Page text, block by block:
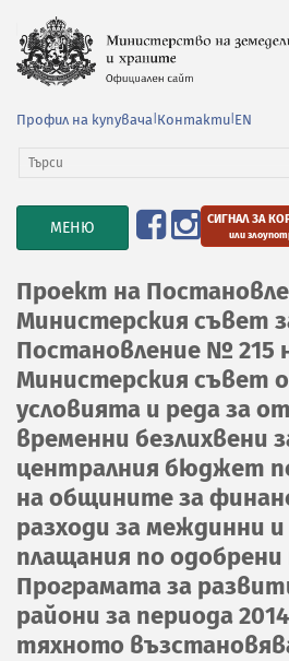
Профил на купувача Контакти EN
TOGGLE
NAVIGATION
МЕНЮ СИГНАЛ ЗА
или
Проект на
Министерския съвет
Постановление № 215
Министерския съвет
условията и реда за
временни безлихвени
централния бюджет
на общините за
разходи за междинни
плащания по
Програмата за
райони за периода 2014
тяхното